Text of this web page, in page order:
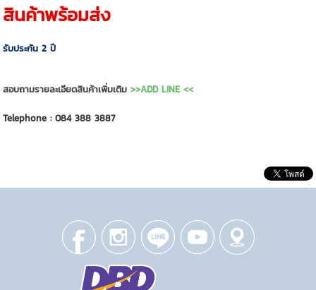
สินค้าพร้อมส่ง
รับประกัน 2 ปี
สอบถามรายละเอียดสินค้าเพิ่มเติม >>ADD LINE <<
Telephone :084 388 3887